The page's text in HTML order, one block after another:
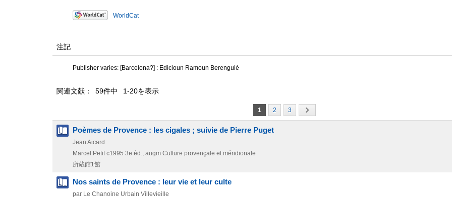
WorldCat
注記
Publisher varies: [Barcelona?] : Edicioun Ramoun Berenguié
関連文献： 59件中 1-20を表示
1 2 3
Poèmes de Provence : les cigales ; suivie de Pierre Puget
Jean Aicard
Marcel Petit c1995 3e éd., augm Culture provençale et méridionale
所蔵館1館
Nos saints de Provence : leur vie et leur culte
par Le Chanoine Urbain Villevieille